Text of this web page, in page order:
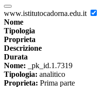
www.istitutocadorna.edu.it
Nome
Tipologia
Proprieta
Descrizione
Durata
Nome: _pk_id.1.7319
Tipologia: analitico
Proprieta: Prima parte